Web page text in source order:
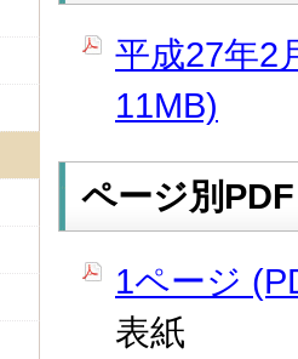
平成27年2
11MB)
ページ別PDF
1ページ
表紙